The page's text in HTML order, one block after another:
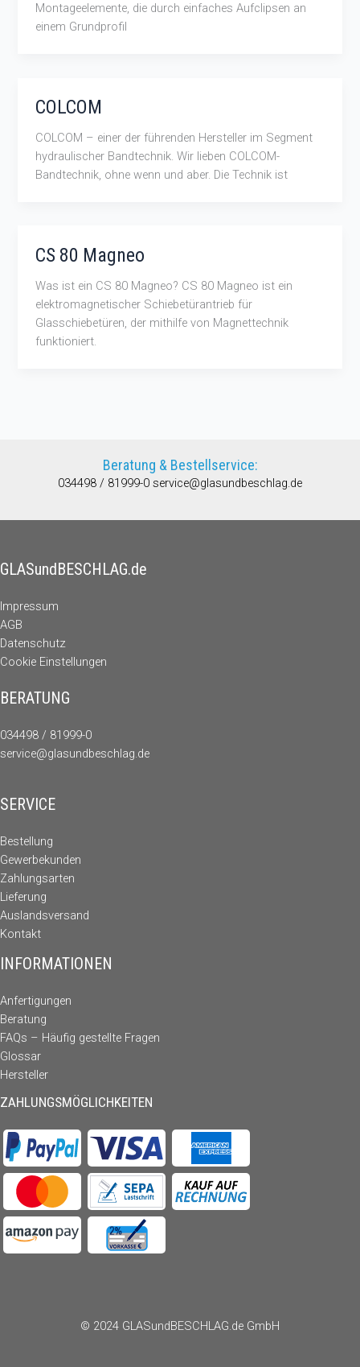
Montageelemente, die durch einfaches Aufclipsen an
einem Grundprofil
COLCOM
COLCOM – einer der führenden Hersteller im Segment
hydraulischer Bandtechnik. Wir lieben COLCOM-
Bandtechnik, ohne wenn und aber. Die Technik ist
CS 80 Magneo
Was ist ein CS 80 Magneo? CS 80 Magneo ist ein
elektromagnetischer Schiebetürantrieb für
Glasschiebetüren, der mithilfe von Magnettechnik
funktioniert.
Beratung & Bestellservice:
034498 / 81999-0 service@glasundbeschlag.de
GLASundBESCHLAG.de
Impressum
AGB
Datenschutz
Cookie Einstellungen
BERATUNG
034498 / 81999-0
service@glasundbeschlag.de
SERVICE
Bestellung
Gewerbekunden
Zahlungsarten
Lieferung
Auslandsversand
Kontakt
INFORMATIONEN
Anfertigungen
Beratung
FAQs – Häufig gestellte Fragen
Glossar
Hersteller
ZAHLUNGSMÖGLICHKEITEN
© 2024 GLASundBESCHLAG.de GmbH